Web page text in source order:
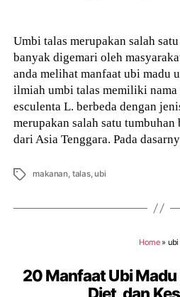
Umbi talas merupakan salah
banyak digemari oleh
anda melihat manfaat ubi madu
ilmiah umbi talas memiliki
esculenta L. berbeda dengan
merupakan salah satu
dari Asia Tenggara. Pada
Tags makanan, talas,ubi
Home» ubi
20 Manfaat Ubi
Diet, dan